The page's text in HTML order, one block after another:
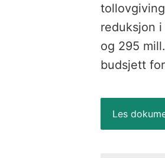
reduksjon
og 295
budsjett
Les